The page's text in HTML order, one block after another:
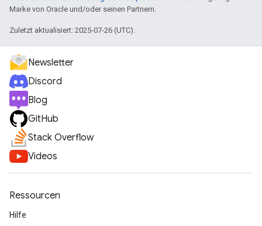
Marke von Oracle und/oder seinen Partnern.
Zuletzt aktualisiert: 2025-07-26 (UTC).
Newsletter
Discord
Blog
GitHub
Stack Overflow
Videos
Ressourcen
Hilfe